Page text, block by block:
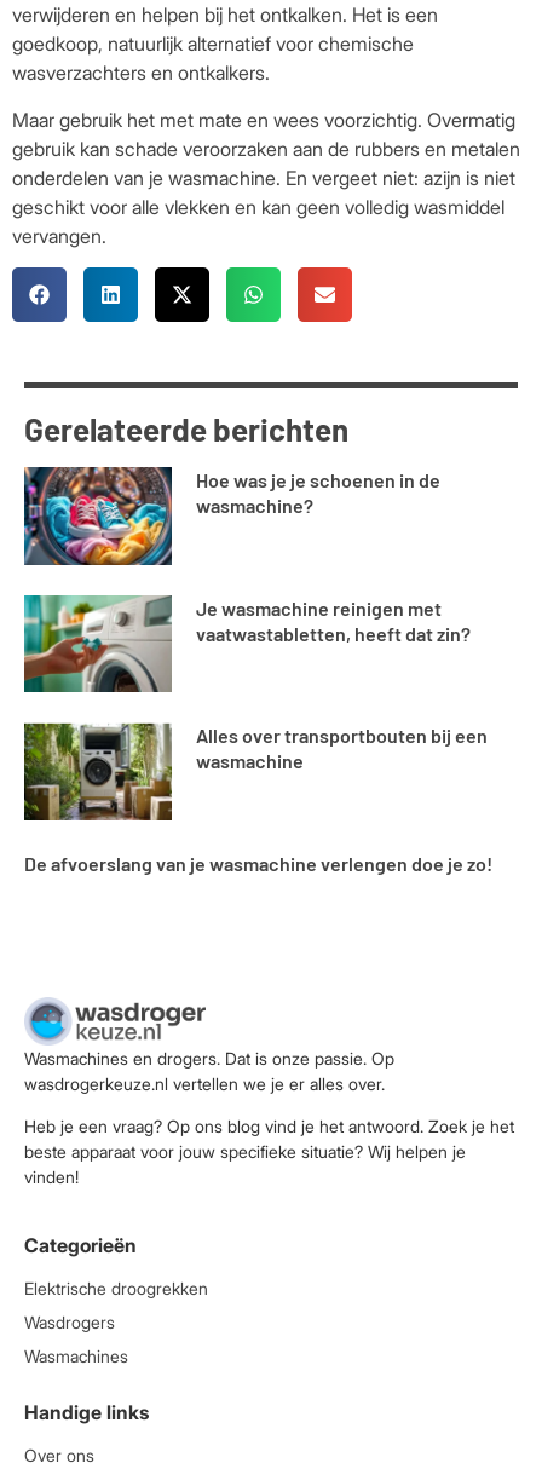
verwijderen en helpen bij het ontkalken. Het is een
goedkoop, natuurlijk alternatief voor chemische
wasverzachters en ontkalkers.
Maar gebruik het met mate en wees voorzichtig. Overmatig
gebruik kan schade veroorzaken aan de rubbers en metalen
onderdelen van je wasmachine. En vergeet niet: azijn is niet
geschikt voor alle vlekken en kan geen volledig wasmiddel
vervangen.
Gerelateerde berichten
Hoe was je je schoenen in de
wasmachine?
Je wasmachine reinigen met
vaatwastabletten, heeft dat zin?
Alles over transportbouten bij een
wasmachine
De afvoerslang van je wasmachine verlengen doe je zo!
Wasmachines en drogers. Dat is onze passie. Op
wasdrogerkeuze.nl vertellen we je er alles over.
Heb je een vraag? Op ons blog vind je het antwoord. Zoek je het
beste apparaat voor jouw specifieke situatie? Wij helpen je
vinden!
Categorieën
Elektrische droogrekken
Wasdrogers
Wasmachines
Handige links
Over ons